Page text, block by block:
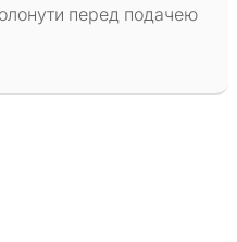
перед подачею